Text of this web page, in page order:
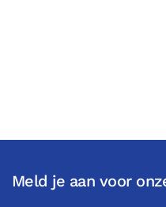
Meld je aan voor